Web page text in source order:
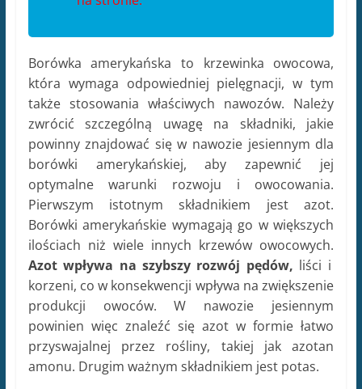
Borówka amerykańska to krzewinka owocowa,
która wymaga odpowiedniej pielęgnacji, w tym
także stosowania właściwych nawozów. Należy
zwrócić szczególną uwagę na składniki, jakie
powinny znajdować się w nawozie jesiennym dla
borówki amerykańskiej, aby zapewnić jej
optymalne warunki rozwoju i owocowania.
Pierwszym istotnym składnikiem jest azot.
Borówki amerykańskie wymagają go w większych
ilościach niż wiele innych krzewów owocowych.
Azot wpływa na szybszy rozwój pędów, liści i
korzeni, co w konsekwencji wpływa na zwiększenie
produkcji owoców. W nawozie jesiennym
powinien więc znaleźć się azot w formie łatwo
przyswajalnej przez rośliny, takiej jak azotan
amonu. Drugim ważnym składnikiem jest potas.